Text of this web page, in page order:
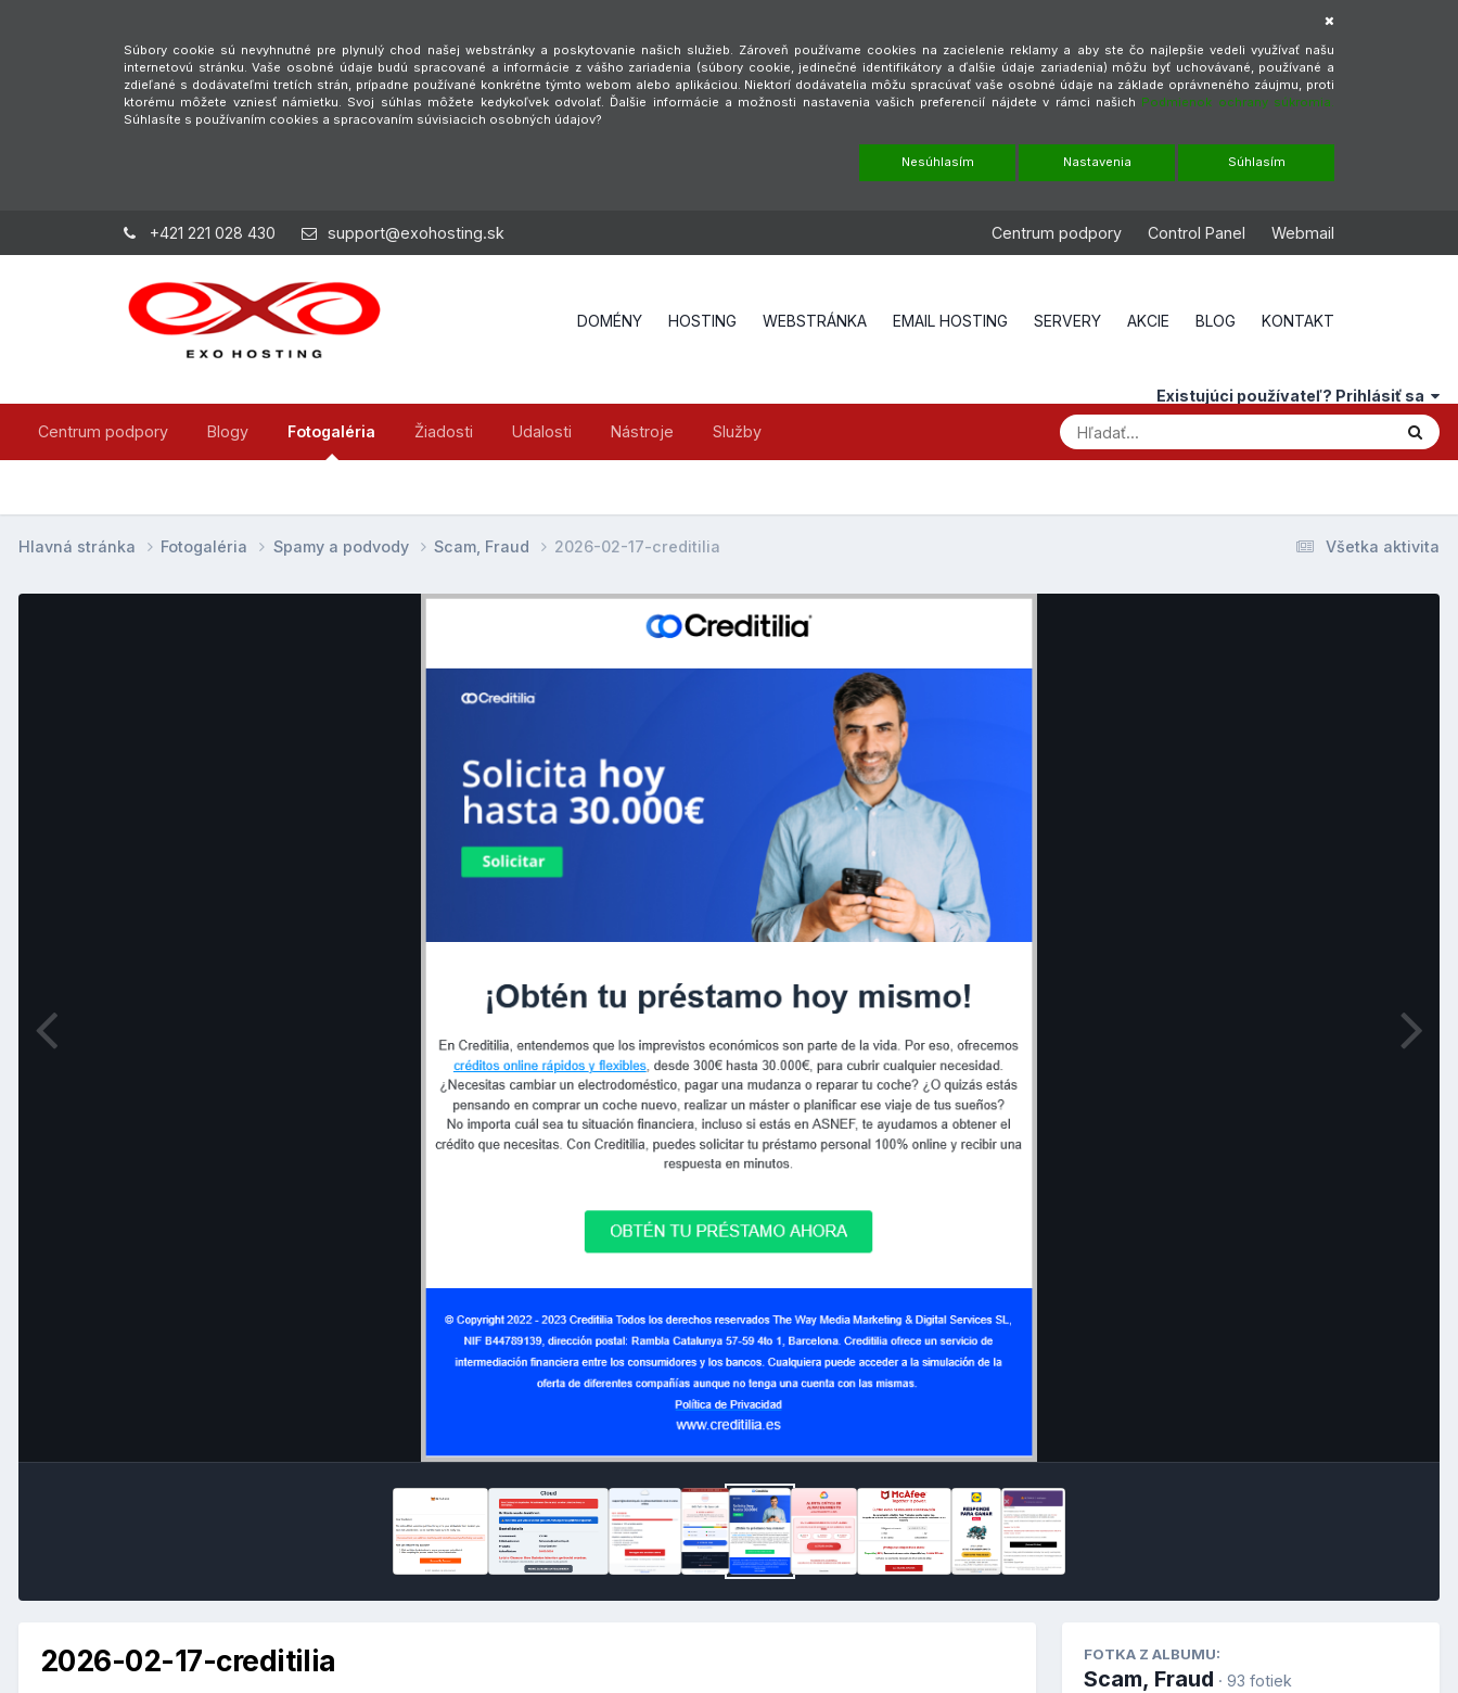
Súbory cookie sú nevyhnutné pre plynulý chod našej webstránky a poskytovanie našich služieb. Zároveň používame cookies na zacielenie reklamy a aby ste čo najlepšie vedeli využívať našu
internetovú stránku. Vaše osobné údaje budú spracované a informácie z vášho zariadenia (súbory cookie, jedinečné identifikátory a ďalšie údaje zariadenia) môžu byť uchovávané, používané a
zdieľané s dodávateľmi tretích strán, prípadne používané konkrétne týmto webom alebo aplikáciou. Niektorí dodávatelia môžu spracúvať vaše osobné údaje na základe oprávneného záujmu, proti
ktorému môžete vzniesť námietku. Svoj súhlas môžete kedykoľvek odvolať. Ďalšie informácie a možnosti nastavenia vašich preferencií nájdete v rámci našich Podmienok ochrany súkromia.
Súhlasíte s používaním cookies a spracovaním súvisiacich osobných údajov?
Nesúhlasím Nastavenia Súhlasím
+421 221 028 430 support@exohosting.sk Centrum podpory Control Panel Webmail
DOMÉNY HOSTING WEBSTRÁNKA EMAIL HOSTING SERVERY AKCIE BLOG KONTAKT
Existujúci používateľ? Prihlásiť sa
Centrum podpory
Blogy Fotogaléria Žiadosti Udalosti Nástroje Služby
Všetka aktivita
Hlavná stránka Fotogaléria Spamy a podvody Scam, Fraud 2026-02-17-creditilia
2026-02-17-creditilia FOTKA Z ALBUMU:
Scam, Fraud · 93 fotiek